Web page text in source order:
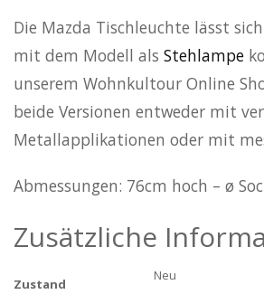
Die Mazda Tischleuchte lässt
mit dem Modell als Stehlampe
unserem Wohnkultour Online
beide Versionen entweder mit
Metallapplikationen oder mit
Abmessungen: 76cm hoch – ø
Zusätzliche
Zustand
Neu